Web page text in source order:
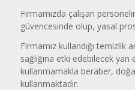
Firmamızda çalışan
güvencesinde olup, yasal
Firmamız kullandığı temizlik
sağlığına etki edebilecek
kullanmamakla beraber,
kullanmaktadır.